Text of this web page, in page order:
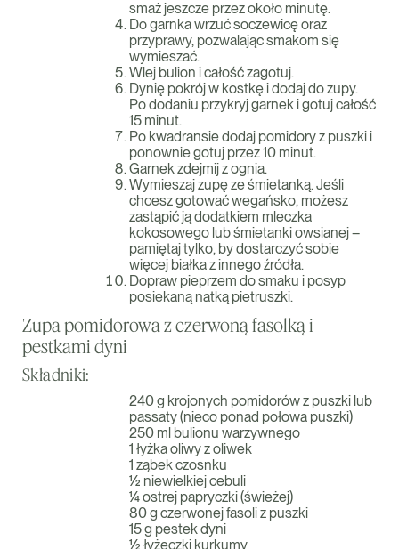
smaż jeszcze przez około minutę.
Do garnka wrzuć soczewicę oraz
przyprawy, pozwalając smakom się
wymieszać.
Wlej bulion i całość zagotuj.
Dynię pokrój w kostkę i dodaj do zupy.
Po dodaniu przykryj garnek i gotuj całość
15 minut.
Po kwadransie dodaj pomidory z puszki i
ponownie gotuj przez 10 minut.
Garnek zdejmij z ognia.
Wymieszaj zupę ze śmietanką. Jeśli
chcesz gotować wegańsko, możesz
zastąpić ją dodatkiem mleczka
kokosowego lub śmietanki owsianej –
pamiętaj tylko, by dostarczyć sobie
więcej białka z innego źródła.
Dopraw pieprzem do smaku i posyp
posiekaną natką pietruszki.
Zupa pomidorowa z czerwoną fasolką i
pestkami dyni
Składniki:
240 g krojonych pomidorów z puszki lub
passaty (nieco ponad połowa puszki)
250 ml bulionu warzywnego
1 łyżka oliwy z oliwek
1 ząbek czosnku
½ niewielkiej cebuli
¼ ostrej papryczki (świeżej)
80 g czerwonej fasoli z puszki
15 g pestek dyni
½ łyżeczki kurkumy